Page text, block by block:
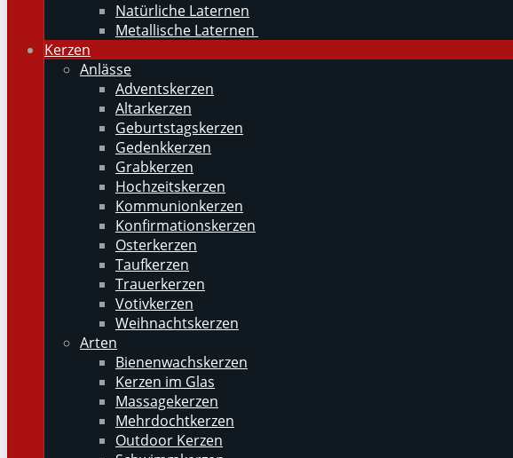
Natürliche Laternen
Metallische Laternen
Kerzen
Anlässe
Adventskerzen
Altarkerzen
Geburtstagskerzen
Gedenkkerzen
Grabkerzen
Hochzeitskerzen
Kommunionkerzen
Konfirmationskerzen
Osterkerzen
Taufkerzen
Trauerkerzen
Votivkerzen
Weihnachtskerzen
Arten
Bienenwachskerzen
Kerzen im Glas
Massagekerzen
Mehrdochtkerzen
Outdoor Kerzen